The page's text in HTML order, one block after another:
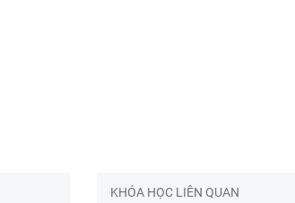
KHÓA HỌC LIÊN QUAN